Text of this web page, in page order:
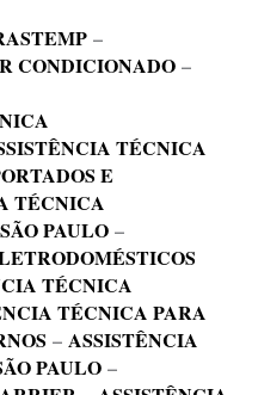
–
CONDICIONADO –
TÉCNICA
E
TÉCNICA
PAULO –
TÉCNICA
TÉCNICA PARA
–ASSISTÊNCIA
PAULO –